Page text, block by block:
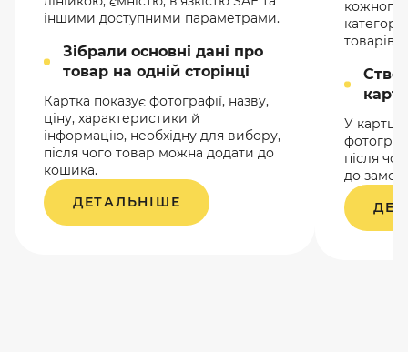
іншими доступними параметрами.
Зібрали основні дані про
товар на одній сторінці
Картка показує фотографії, назву,
ціну, характеристики й
інформацію, необхідну для вибору,
після чого товар можна додати до
кошика.
ДЕТАЛЬНІШЕ
кожного
товарів.
У картці
після
до